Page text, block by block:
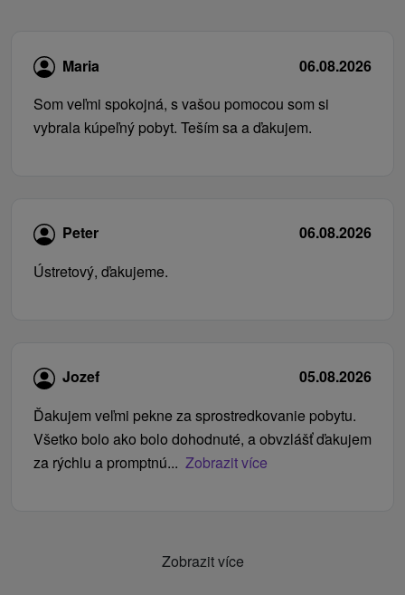
Maria
06.08.2026
Som veľmi spokojná, s vašou pomocou som si
vybrala kúpeľný pobyt. Teším sa a ďakujem.
Peter
06.08.2026
Ústretový, ďakujeme.
Jozef
05.08.2026
Ďakujem veľmi pekne za sprostredkovanie pobytu.
Všetko bolo ako bolo dohodnuté, a obvzlášť ďakujem
za rýchlu a promptnú... Zobrazit více
Zobrazit více